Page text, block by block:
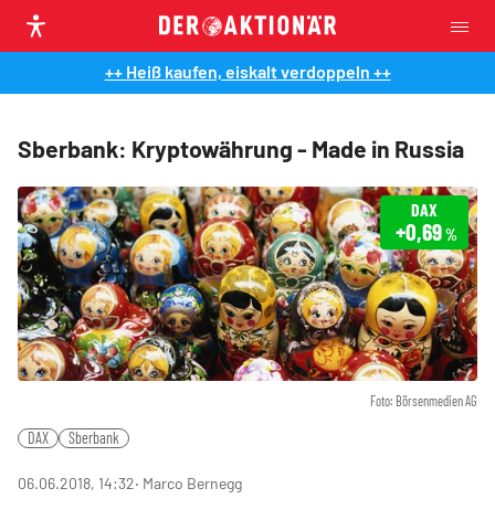
++ Heiß kaufen, eiskalt verdoppeln ++
Sberbank: Kryptowährung - Made in Russia
Foto: Börsenmedien AG
DAX
+0,69%
DAX Sberbank
06.06.2018, 14:32‧ Marco Bernegg